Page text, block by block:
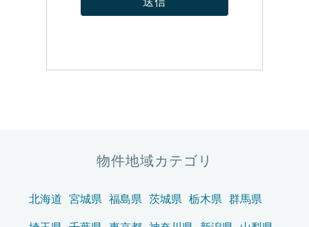
物件地域カテゴリ
北海道 宮城県 福島県 茨城県 栃木県 群馬県